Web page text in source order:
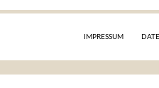
IMPRESSUM